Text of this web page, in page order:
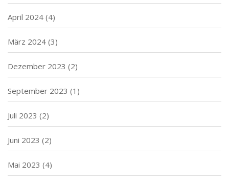
April 2024 (4)
März 2024 (3)
Dezember 2023 (2)
September 2023 (1)
Juli 2023 (2)
Juni 2023 (2)
Mai 2023 (4)